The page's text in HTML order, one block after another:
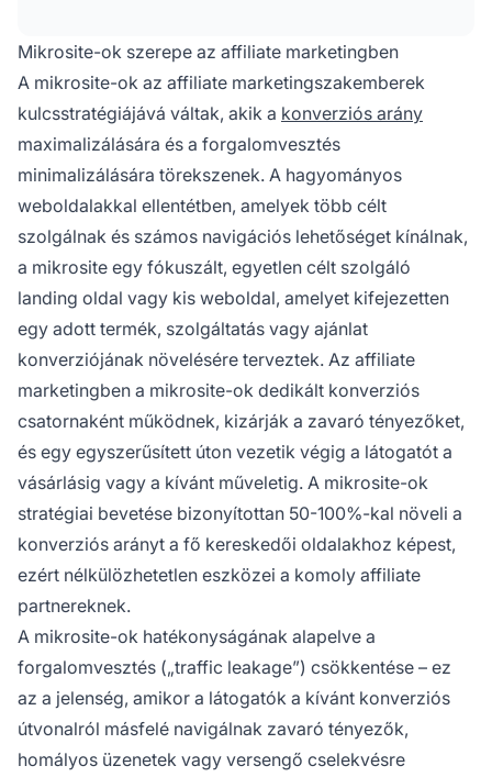
Mikrosite-ok szerepe az affiliate marketingben
A mikrosite-ok az affiliate marketingszakemberek
kulcsstratégiájává váltak, akik a konverziós arány
maximalizálására és a forgalomvesztés
minimalizálására törekszenek. A hagyományos
weboldalakkal ellentétben, amelyek több célt
szolgálnak és számos navigációs lehetőséget kínálnak,
a mikrosite egy fókuszált, egyetlen célt szolgáló
landing oldal vagy kis weboldal, amelyet kifejezetten
egy adott termék, szolgáltatás vagy ajánlat
konverziójának növelésére terveztek. Az affiliate
marketingben a mikrosite-ok dedikált konverziós
csatornaként működnek, kizárják a zavaró tényezőket,
és egy egyszerűsített úton vezetik végig a látogatót a
vásárlásig vagy a kívánt műveletig. A mikrosite-ok
stratégiai bevetése bizonyítottan 50-100%-kal növeli a
konverziós arányt a fő kereskedői oldalakhoz képest,
ezért nélkülözhetetlen eszközei a komoly affiliate
partnereknek.
A mikrosite-ok hatékonyságának alapelve a
forgalomvesztés („traffic leakage”) csökkentése – ez
az a jelenség, amikor a látogatók a kívánt konverziós
útvonalról másfelé navigálnak zavaró tényezők,
homályos üzenetek vagy versengő cselekvésre